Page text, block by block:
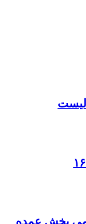
لیست
پخش عمده